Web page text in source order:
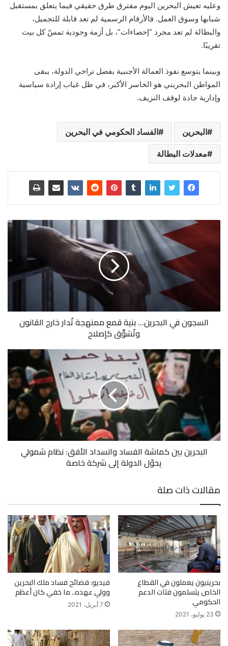
وعليه تعيش البحرين اليوم مفترق طرق حقيقي فيما يتعلق بمستقبل
شبابها وسوق العمل. فالأرقام الرسمية لم تعد قابلة للتجميل،
والبطالة لم تعد مجرد “إحصاءات”، بل أزمة وجودية تمسّ كل بيت
تقريبًا.
وبينما يتوسع نفوذ العمالة الأجنبية بفضل تراخي الدولة، يبقى
المواطن البحريني هو الخاسر الأكبر، في ظل غياب إرادة سياسية
وإدارية جادة لوقف النزيف.
البحرين الفساد الحكومي في البحرين
معدلات البطالة
السجون في البحرين… بنية قمع ممنهجة تُدار خارج القانون
وتُسَوَّق كإصلاح
البحرين بين كماشة الفساد وانسداد الأفق: نظام شمولي
يحوّل الدولة إلى شركة خاصة
مقالات ذات صلة
بحرينيون يعملون في القطاع
الخاص يتسلمون فتات الدعم
الحكومي
23 يوليو، 2021
فيديو: فضائح فساد ملك البحرين
وولي عهده.. ما خفي كان أعظم
7 أبريل، 2021